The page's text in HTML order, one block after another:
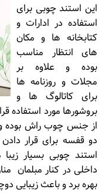
این استند چوبی برای
استفاده در ادارات و
کتابخانه ها و مکان
های انتظار مناسب
بوده و علاوه بر
مجلات و روزنامه ها
برای کاتالوگ ها و
بروشورها مورد استفاده
از جنس چوب راش بوده و
دو قفسه برای قرار
استند چوبی بسیار
داخلی در کنار مبلمان
بهره برد و باعث زیبایی